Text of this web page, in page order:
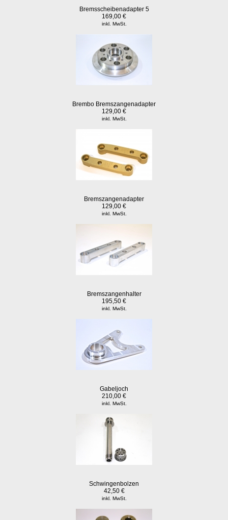
Bremsscheibenadapter 5
169,00 €
inkl. MwSt.
Brembo Bremszangenadapter
129,00 €
inkl. MwSt.
Bremszangenadapter
129,00 €
inkl. MwSt.
Bremszangenhalter
195,50 €
inkl. MwSt.
Gabeljoch
210,00 €
inkl. MwSt.
Schwingenbolzen
42,50 €
inkl. MwSt.